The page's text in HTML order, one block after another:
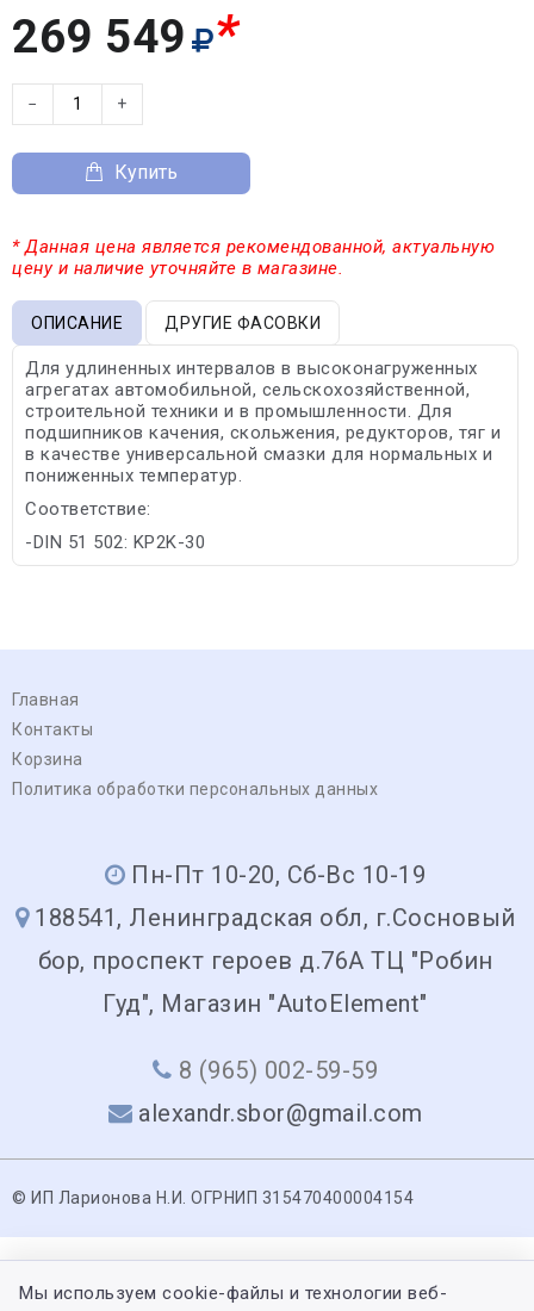
269 549 *
− +
Купить
* Данная цена является рекомендованной, актуальную
цену и наличие уточняйте в магазине.
ОПИСАНИЕ ДРУГИЕ ФАСОВКИ
Для удлиненных интервалов в высоконагруженных
агрегатах автомобильной, сельскохозяйственной,
строительной техники и в промышленности. Для
подшипников качения, скольжения, редукторов, тяг и
в качестве универсальной смазки для нормальных и
пониженных температур.
Соответствие:
-DIN 51 502: KP2K-30
Главная
Контакты
Корзина
Политика обработки персональных данных
Пн-Пт 10-20, Сб-Вс 10-19
188541, Ленинградская обл, г.Сосновый
бор, проспект героев д.76А ТЦ "Робин
Гуд", Магазин "AutoElement"
8 (965) 002-59-59
alexandr.sbor@gmail.com
© ИП Ларионова Н.И. ОГРНИП 315470400004154
Мы используем cookie-файлы и технологии веб-